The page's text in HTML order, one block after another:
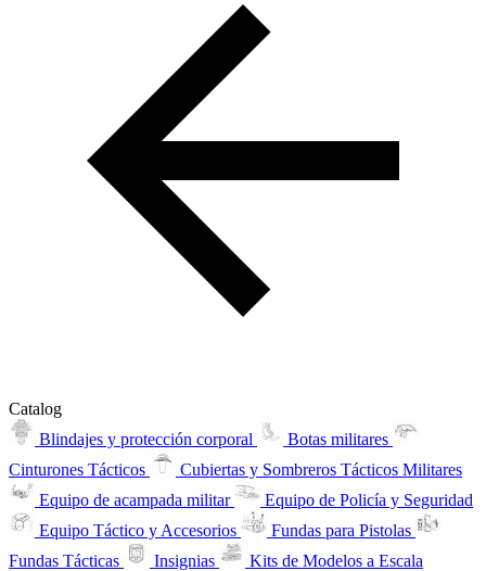
Catalog
Blindajes y protección corporal
Botas militares
Cinturones Tácticos
Cubiertas y Sombreros Tácticos Militares
Equipo de acampada militar
Equipo de Policía y Seguridad
Equipo Táctico y Accesorios
Fundas para Pistolas
Fundas Tácticas
Insignias Kits de Modelos a Escala